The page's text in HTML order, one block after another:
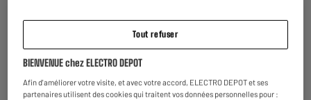
4.7/5(59)
Comparer
Tout refuser
BIENVENUE chez ELECTRO DEPOT
Afin d'améliorer votre visite, et avec votre accord, ELECTRO DEPOT et ses
partenaires utilisent des cookies qui traitent vos données personnelles pour :